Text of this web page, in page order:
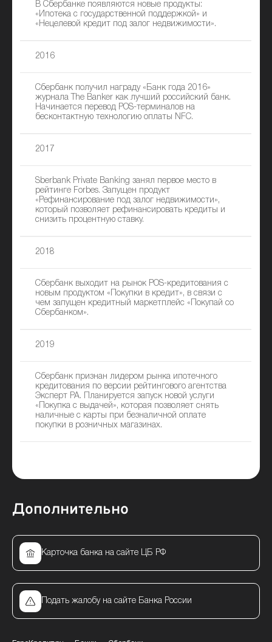
В Сбербанке появляются новые продукты:
«Ипотека с государственной поддержкой» и
«Нецелевой кредит под залог недвижимости».
2016
Сбербанк получил награду «Банк года 2016»
журнала The Banker как лучший российский банк.
Начинается перевод POS-терминалов на
бесконтактную технологию оплаты NFC.
2017
Sberbank Private Banking занял первое место в
рейтинге Forbes. Запущен продукт
«Рефинансирование под залог недвижимости»,
который позволяет рефинансировать кредиты и
снизить процентную ставку.
2018
Сбербанк выходит на рынок POS-кредитования с
новым продуктом «Покупки в кредит», в связи с
чем запущен кредитный маркетплейс «Покупай со
Сбербанком».
2019
Сбербанк признан лидером рынка ипотечного
кредитования по версии рейтингового агентства
Эксперт РА. Планируется запуск новой услуги
«Покупка с выдачей», которая позволяет снять
наличные с карты при безналичной оплате
покупки в розничных магазинах.
Дополнительно
Карточка банка на сайте ЦБ РФ
Подать жалобу на сайте Банка России